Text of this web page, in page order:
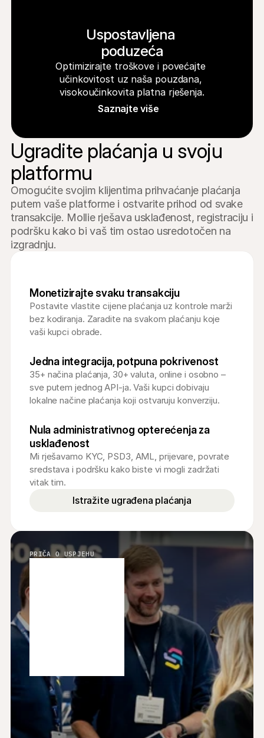
Uspostavljena
poduzeća
Optimizirajte troškove i povećajte
učinkovitost uz naša pouzdana,
visokoučinkovita platna rješenja.
Saznajte više
Ugradite plaćanja u svoju
platformu
Omogućite svojim klijentima prihvaćanje plaćanja
putem vaše platforme i ostvarite prihod od svake
transakcije. Mollie rješava usklađenost, registraciju i
podršku kako bi vaš tim ostao usredotočen na
izgradnju.
Monetizirajte svaku transakciju
Postavite vlastite cijene plaćanja uz kontrole marži
bez kodiranja. Zaradite na svakom plaćanju koje
vaši kupci obrade.
Jedna integracija, potpuna pokrivenost
35+ načina plaćanja, 30+ valuta, online i osobno –
sve putem jednog API-ja. Vaši kupci dobivaju
lokalne načine plaćanja koji ostvaruju konverziju.
Nula administrativnog opterećenja za
usklađenost
Mi rješavamo KYC, PSD3, AML, prijevare, povrate
sredstava i podršku kako biste vi mogli zadržati
vitak tim.
Istražite ugrađena plaćanja
PRIČA O USPJEHU